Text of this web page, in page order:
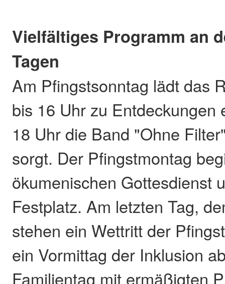
Vielfältiges Programm an
Tagen
Am Pfingstsonntag lädt das
bis 16 Uhr zu Entdeckungen
18 Uhr die Band "Ohne
sorgt. Der Pfingstmontag
ökumenischen Gottesdienst
Festplatz. Am letzten Tag,
stehen ein Wettritt der
ein Vormittag der Inklusion
Familientag mit ermäßigten